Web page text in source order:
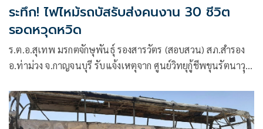
ระทึก! ไฟไหม้รถบัสรับส่งคนงาน 30 ชีวิต
รอดหวุดหวิด
ร.ต.อ.สุเทพ มรกตจักษุพันธุ์ รองสารวัตร (สอบสวน) สภ.สำรอง
อ.ท่าม่วง จ.กาญจนบุรี รับแจ้งเหตุจาก ศูนย์วิทยุกู้ชีพขุนรัตนาวุุธ
ไหม้ รถบัส ยี่ห้อเบนซ์ สีลายกราฟฟิค